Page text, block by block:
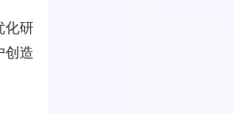
化研
创造